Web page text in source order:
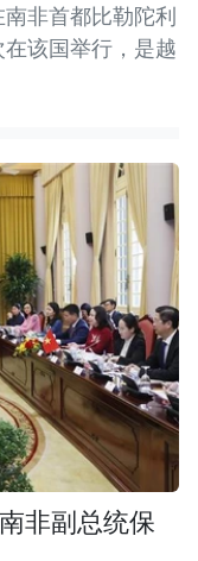
非首都比勒陀利
该国举行，是越
非副总统保